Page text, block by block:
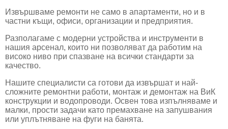
Извършваме ремонти не само в апартаменти, но и в
частни къщи, офиси, организации и предприятия.
Разполагаме с модерни устройства и инструменти в
нашия арсенал, които ни позволяват да работим на
високо ниво при спазване на всички стандарти за
качество.
Нашите специалисти са готови да извършат и най-
сложните ремонтни работи, монтаж и демонтаж на ВиК
конструкции и водопроводи. Освен това изпълняваме и
малки, прости задачи като премахване на запушвания
или уплътняване на фуги на банята.